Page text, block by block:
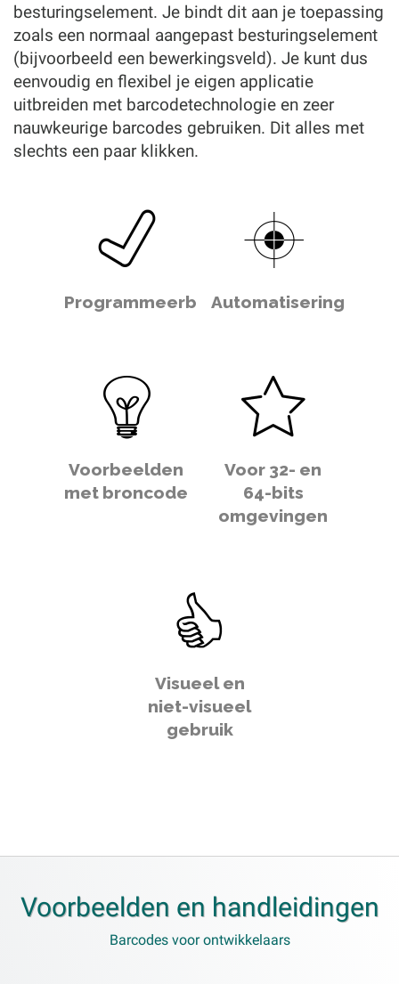
besturingselement. Je bindt dit aan je toepassing
zoals een normaal aangepast besturingselement
(bijvoorbeeld een bewerkingsveld). Je kunt dus
eenvoudig en flexibel je eigen applicatie
uitbreiden met barcodetechnologie en zeer
nauwkeurige barcodes gebruiken. Dit alles met
slechts een paar klikken.
ProgrammeerbaarAutomatisering
Voorbeelden
met broncode
Voor 32- en
64-bits
omgevingen
Visueel en
niet-visueel
gebruik
Voorbeelden en handleidingen
Barcodes voor ontwikkelaars